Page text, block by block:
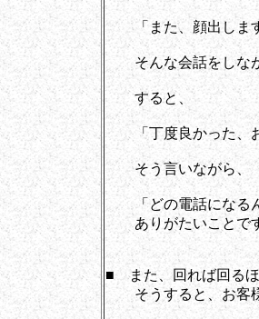
「また、顔出します
そんな会話をしなが
すると、
「丁度良かった、お
そう言いながら、
「どの電話になるん
ありがたいことで
■ また、回れば回る
そうすると、お客様